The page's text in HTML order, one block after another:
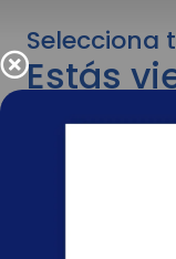
Selecciona
Estás
para
Para cambiar
adelante